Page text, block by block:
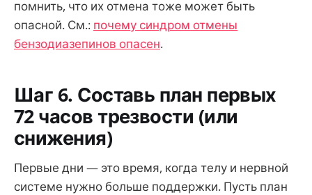
помнить, что их отмена тоже может быть
опасной. См.: почему синдром отмены
бензодиазепинов опасен.
Шаг 6. Составь план первых
72 часов трезвости (или
снижения)
Первые дни — это время, когда телу и нервной
системе нужно больше поддержки. Пусть план